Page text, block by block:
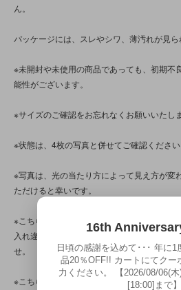
ん。
パッケージには、スレやシワ、薄汚れが見ら
※未開封や未使用の商品であっても、初期不
能性がございます。
※サイズのご確認をお忘れなくお願いいたしま
※状態は、4枚の写真と併せてご確認ください
※写真は、光の当たり方によって見え方が変
ただけると幸いです。
※こちらの商品は店頭でも販売しています。
入れ違いで完売してしまう場合がございま
せ。
※こちらの商品は、中古・ヴィンテージ品です
16th
日頃の感謝を込めて･･･ 年に
品20％OFF!! カートにてクー
力ください。 【2026/08/06(
[18:00]まで】